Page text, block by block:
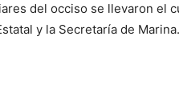
del occiso se llevaron el
y la Secretaría de